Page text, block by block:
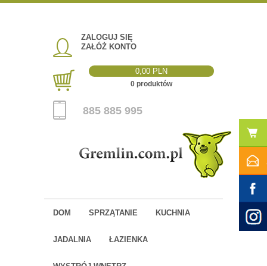
ZALOGUJ SIĘ
ZAŁÓŻ KONTO
0,00 PLN
0 produktów
885 885 995
DOM SPRZĄTANIE KUCHNIA
JADALNIA ŁAZIENKA